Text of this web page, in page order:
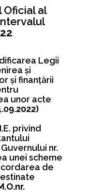
Oficial al
Legii
şi
şi finanţării
unor acte
privind
nr.
unei scheme
de